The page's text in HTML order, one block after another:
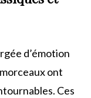
d’émotion
ont
Ces